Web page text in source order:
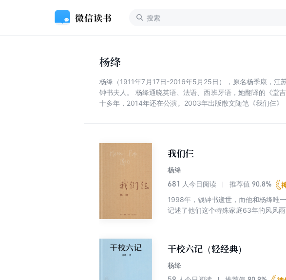
杨绛
杨绛（1911年7月17日-2016年5月25日），原名杨季康，江
钟书夫人。 杨绛通晓英语、法语、西班牙语，她翻译的《堂
十多年，2014年还在公演。2003年出版散文随笔《我们仨
我们仨
杨绛
681 人今日阅读 推荐值 90.8%
1998年，钱钟书逝世，而他和杨绛唯
记述了他们这个特殊家庭63年的风风
干校六记（轻经典）
杨绛